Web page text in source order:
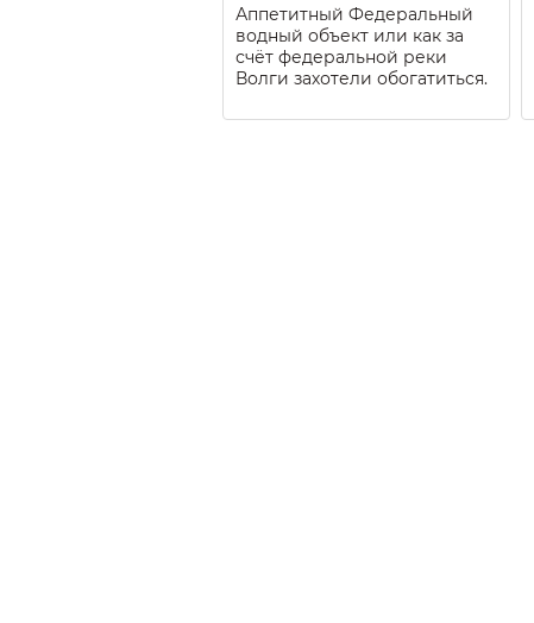
Аппетитный Федеральный
водный объект или как за
счёт федеральной реки
Волги захотели обогатиться.